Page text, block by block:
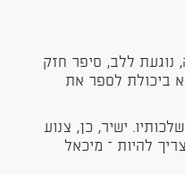
נוגעת ללב, סיפר חזק
ביכולת לספר את
ישיר, כן, צנוע
להיות – מיכאל